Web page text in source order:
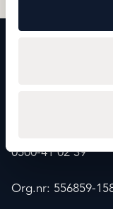
0500-41 02 39
Org.nr: 556859-